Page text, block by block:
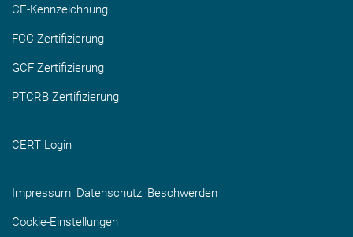
CE-Kennzeichnung
FCC Zertifizierung
GCF Zertifizierung
PTCRB Zertifizierung
CERT Login
Impressum, Datenschutz, Beschwerden
Cookie-Einstellungen